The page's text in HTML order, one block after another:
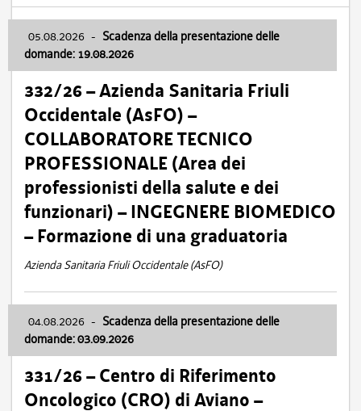
05.08.2026 - Scadenza della presentazione delle
domande: 19.08.2026
332/26 – Azienda Sanitaria Friuli
Occidentale (AsFO) –
COLLABORATORE TECNICO
PROFESSIONALE (Area dei
professionisti della salute e dei
funzionari) – INGEGNERE BIOMEDICO
– Formazione di una graduatoria
Azienda Sanitaria Friuli Occidentale (AsFO)
04.08.2026 - Scadenza della presentazione delle
domande: 03.09.2026
331/26 – Centro di Riferimento
Oncologico (CRO) di Aviano –